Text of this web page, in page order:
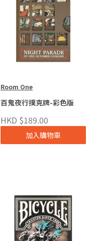
Room One
百鬼夜行撲克牌-彩色版
HKD $189.00
加入購物車